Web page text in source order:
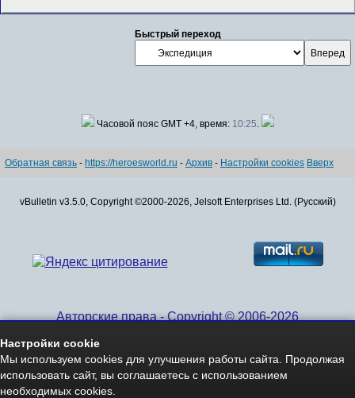
Быстрый переход
Часовой пояс GMT +4, время: 10:25.
Обратная связь - https://heroesworld.ru - Архив - Настройки cookies Вверх
vBulletin v3.5.0, Copyright ©2000-2026, Jelsoft Enterprises Ltd. (Русский)
Авторские права - Copyright © 2006-2026
Настройки cookie
Мы используем cookies для улучшения работы сайта. Продолжая
использовать сайт, вы соглашаетесь с использованием
необходимых cookies.